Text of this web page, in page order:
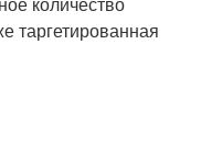
таргетированная